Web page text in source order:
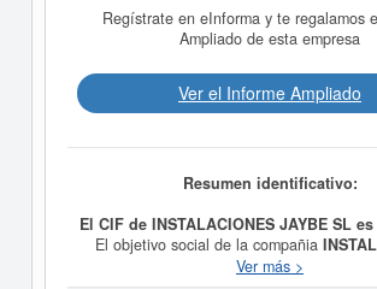
Regístrate en eInforma y te regalamos
Ampliado de esta empresa
Ver el Informe Ampliado
Resumen identificativo:
El CIF de INSTALACIONES JAYBE SL
El objetivo social de la compañia
es COMERCIO DE
Ver más >